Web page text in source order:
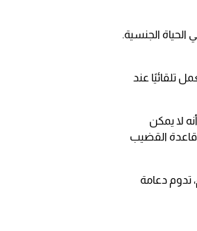
الجنسية.
تلقائيًا عند
لا يمكن
قاعدة القضيب
تدوم دعامة